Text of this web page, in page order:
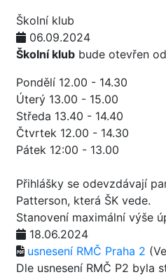
Školní klub
06.09.2024
Školní klub bude otevřen
Pondělí 12.00 - 14.30
Úterý 13.00 - 15.00
Středa 13.40 - 14.40
Čtvrtek 12.00 - 14.30
Pátek 12:00 - 13.00
Přihlášky se odevzdávají
Patterson, která ŠK vede.
Stanovení maximální výše
18.06.2024
usnesení RMČ Praha 2
Dle usnesení RMČ P2 byla